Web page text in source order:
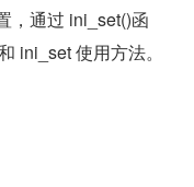
，通过 ini_set()函
ini_set 使用方法。